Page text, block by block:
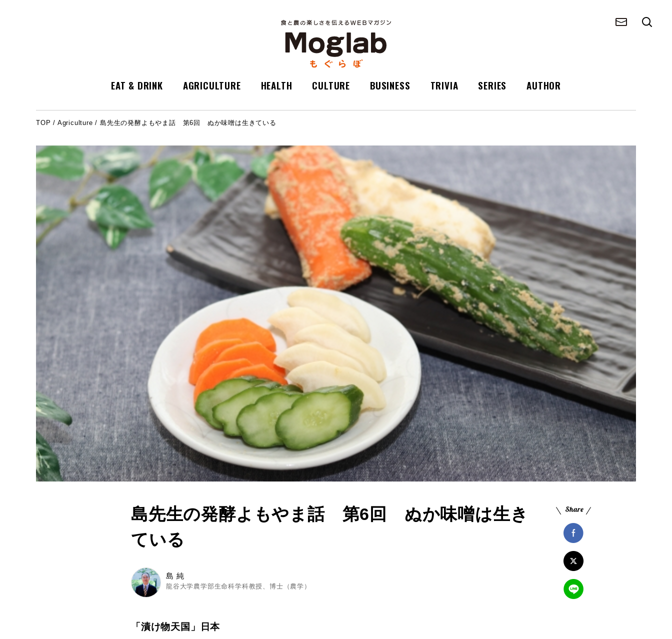
EAT & DRINK AGRICULTURE HEALTH CULTURE BUSINESS TRIVIA SERIES AUTHOR
TOP / Agriculture / 島先生の発酵よもやま話 第6回 ぬか味噌は生きている
島先生の発酵よもやま話 第6回 ぬか味噌は生き
ている
島 純
龍谷大学農学部生命科学科教授、博士（農学）
「漬け物天国」日本